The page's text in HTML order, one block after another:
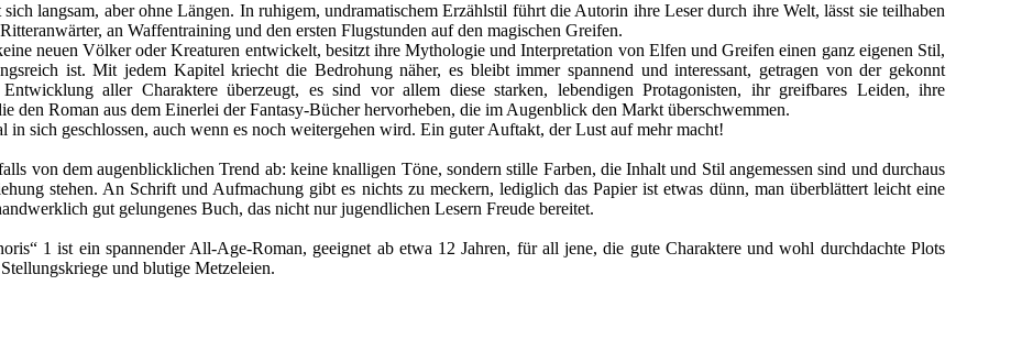
langsam, aber ohne Längen. In ruhigem, undramatischem Erzählstil führt die Autorin ihre Leser durch ihre Welt, lässt sie teilhaben
an Waffentraining und den ersten Flugstunden auf den magischen Greifen.
neuen Völker oder Kreaturen entwickelt, besitzt ihre Mythologie und Interpretation von Elfen und Greifen einen ganz eigenen Stil,
ist. Mit jedem Kapitel kriecht die Bedrohung näher, es bleibt immer spannend und interessant, getragen von der gekonnt
aller Charaktere überzeugt, es sind vor allem diese starken, lebendigen Protagonisten, ihr greifbares Leiden, ihre
den Roman aus dem Einerlei der Fantasy-Bücher hervorheben, die im Augenblick den Markt überschwemmen.
in sich geschlossen, auch wenn es noch weitergehen wird. Ein guter Auftakt, der Lust auf mehr macht!
von dem augenblicklichen Trend ab: keine knalligen Töne, sondern stille Farben, die Inhalt und Stil angemessen sind und durchaus
stehen. An Schrift und Aufmachung gibt es nichts zu meckern, lediglich das Papier ist etwas dünn, man überblättert leicht eine
gut gelungenes Buch, das nicht nur jugendlichen Lesern Freude bereitet.
1 ist ein spannender All-Age-Roman, geeignet ab etwa 12 Jahren, für all jene, die gute Charaktere und wohl durchdachte Plots
und blutige Metzeleien.